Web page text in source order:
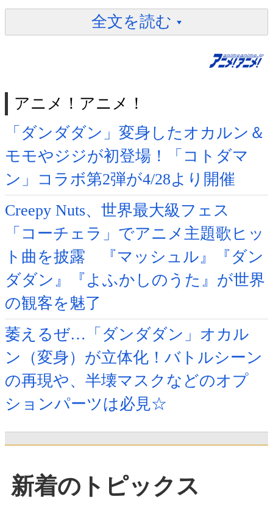
全文を読む
アニメ！アニメ！
「ダンダダン」変身したオカルン＆
モモやジジが初登場！「コトダマ
ン」コラボ第2弾が4/28より開催
Creepy Nuts、世界最大級フェス
「コーチェラ」でアニメ主題歌ヒッ
ト曲を披露 『マッシュル』『ダン
ダダン』『よふかしのうた』が世界
の観客を魅了
萎えるぜ…「ダンダダン」オカル
ン（変身）が立体化！バトルシーン
の再現や、半壊マスクなどのオプ
ションパーツは必見☆
新着のトピックス